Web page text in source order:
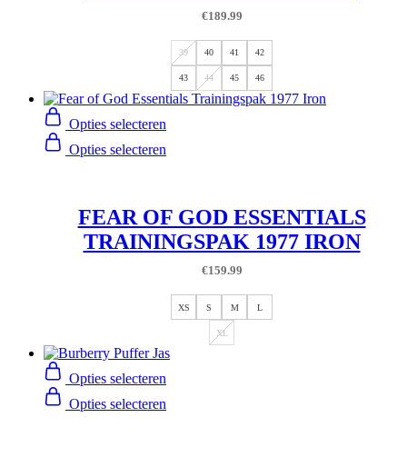
€189.99
39 40 41 42
43 44 45 46
Opties selecteren
Opties selecteren
FEAR OF GOD ESSENTIALS
TRAININGSPAK 1977 IRON
€159.99
XS S M L
XL
Opties selecteren
Opties selecteren